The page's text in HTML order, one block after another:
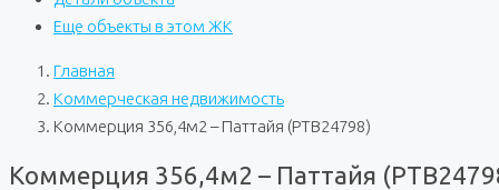
Еще объекты в этом ЖК
Главная
Коммерческая недвижимость
Коммерция 356,4м2 – Паттайя (PTB24798)
Коммерция 356,4м2 – Паттайя